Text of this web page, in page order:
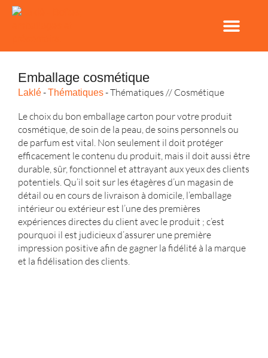
Emballage cosmétique
Laklé-Thématiques-Thématiques // Cosmétique
Le choix du bon emballage carton pour votre produit
cosmétique, de soin de la peau, de soins personnels ou
de parfum est vital. Non seulement il doit protéger
efficacement le contenu du produit, mais il doit aussi être
durable, sûr, fonctionnel et attrayant aux yeux des clients
potentiels. Qu’il soit sur les étagères d’un magasin de
détail ou en cours de livraison à domicile, l’emballage
intérieur ou extérieur est l’une des premières
expériences directes du client avec le produit ; c’est
pourquoi il est judicieux d’assurer une première
impression positive afin de gagner la fidélité à la marque
et la fidélisation des clients.